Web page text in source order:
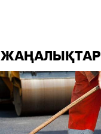
ЖАҢАЛЫҚТАР